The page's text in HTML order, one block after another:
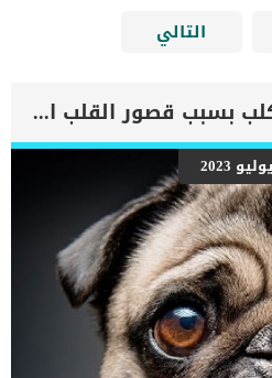
التالي
اهم علامات وفاة الكلب بسبب قصور القلب الاحتقانى